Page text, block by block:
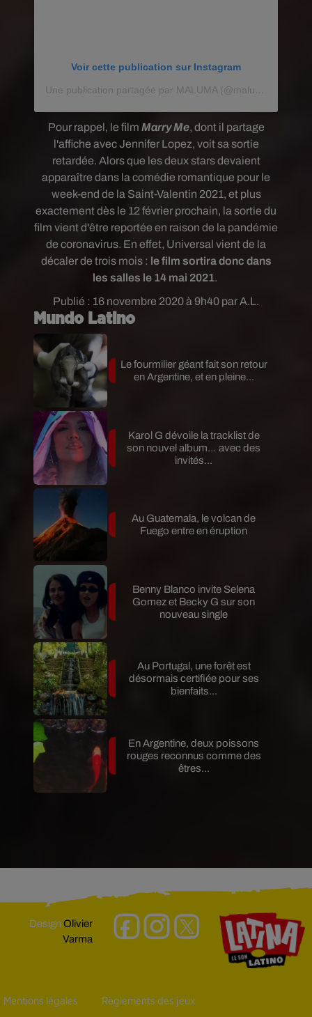
Publié : 16 novembre 2020 à 9h40 par A.L.
Voir cette publication sur Instagram
Une publication partagée par MALUMA (@maluma)
Pour rappel, le film Marry Me, dont il partage
l'affiche avec Jennifer Lopez, voit sa sortie
retardée. Alors que les deux stars devaient
apparaître dans la comédie romantique pour le
week-end de la Saint-Valentin 2021, et plus
exactement dès le 12 février prochain, la sortie du
film vient d'être reportée en raison de la pandémie
de coronavirus. En effet, Universal vient de la
décaler de trois mois : le film sortira donc dans
les salles le 14 mai 2021.
Mundo Latino
Le fourmilier géant fait son retour
en Argentine, et en pleine...
Karol G dévoile la tracklist de
son nouvel album… avec des
invités...
Au Guatemala, le volcan de
Fuego entre en éruption
Benny Blanco invite Selena
Gomez et Becky G sur son
nouveau single
Au Portugal, une forêt est
désormais certifiée pour ses
bienfaits...
En Argentine, deux poissons
rouges reconnus comme des
êtres...
DesignOlivier
Varma
Mentions légales Règlements des jeux